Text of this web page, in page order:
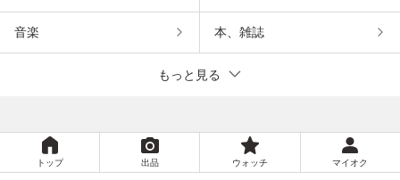
音楽 本、雑誌
もっと見る
トップ 出品 ウォッチ マイオク